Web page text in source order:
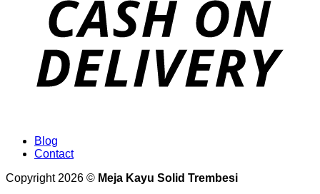
Blog
Contact
Copyright 2026 © Meja Kayu Solid Trembesi